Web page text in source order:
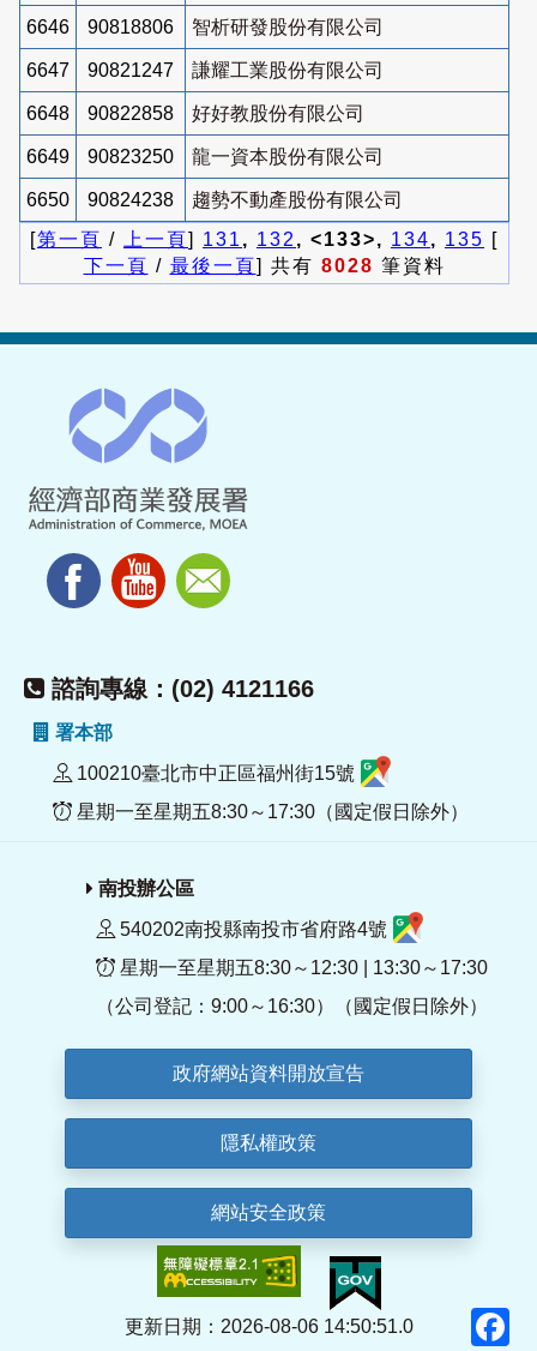
6646 90818806 智析研發股份有限公司
6647 90821247 謙耀工業股份有限公司
6648 90822858 好好教股份有限公司
6649 90823250 龍一資本股份有限公司
6650 90824238
趨勢不動產股份有限公司
[第一頁 / 上一頁] 131 , 132 , <133>, 134, 135 [
下一頁 / 最後一頁] 共有 8028 筆資料
諮詢專線：(02) 4121166
署本部
100210臺北市中正區福州街15號
星期一至星期五8:30～17:30（國定假日除外）
南投辦公區
540202南投縣南投市省府路4號
星期一至星期五8:30～12:30 | 13:30～17:30
（公司登記：9:00～16:30）（國定假日除外）
政府網站資料開放宣告
隱私權政策
網站安全政策
更新日期：2026-08-06 14:50:51.0